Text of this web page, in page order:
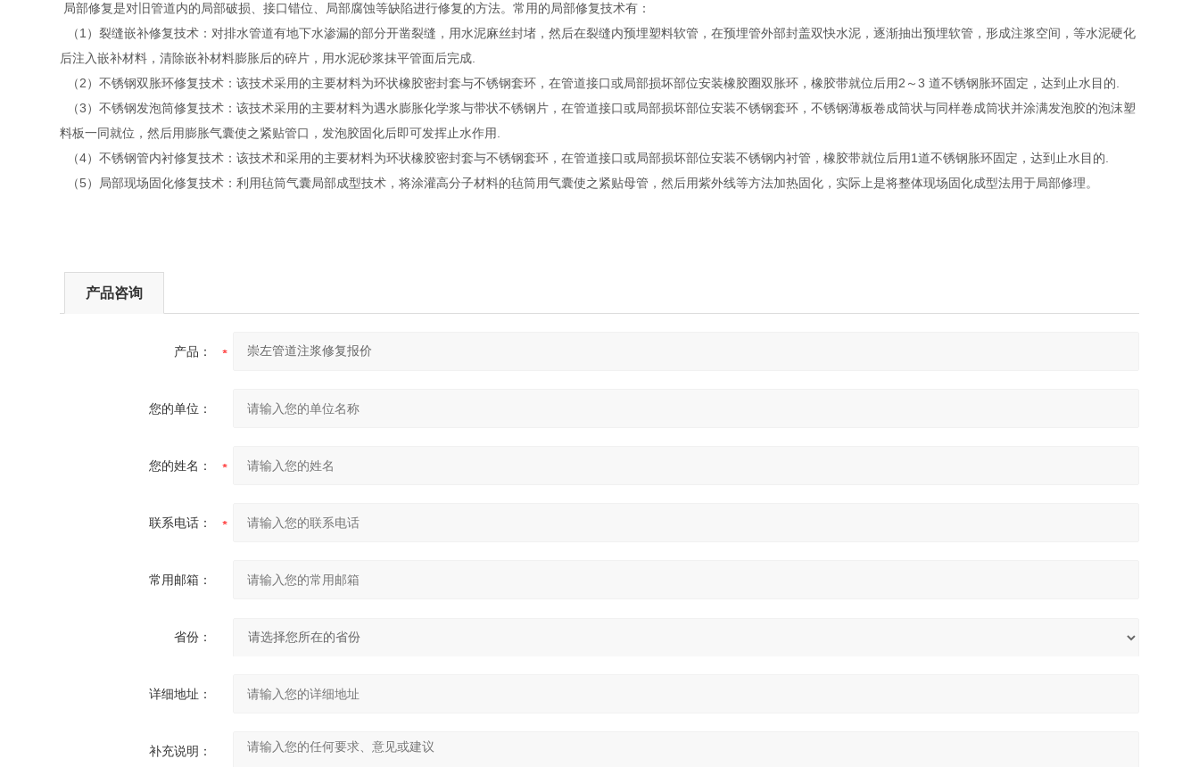
局部修复是对旧管道内的局部破损、接口错位、局部腐蚀等缺陷进行修复的方法。常用的局部修复技术有：
（1）裂缝嵌补修复技术：对排水管道有地下水渗漏的部分开凿裂缝，用水泥麻丝封堵，然后在裂缝内预埋塑料软管，在预埋管外部封盖双快水泥，逐渐抽出预埋软管，形成注浆空间，等水泥硬化
后注入嵌补材料，清除嵌补材料膨胀后的碎片，用水泥砂浆抹平管面后完成.
（2）不锈钢双胀环修复技术：该技术采用的主要材料为环状橡胶密封套与不锈钢套环，在管道接口或局部损坏部位安装橡胶圈双胀环，橡胶带就位后用2～3 道不锈钢胀环固定，达到止水目的.
（3）不锈钢发泡筒修复技术：该技术采用的主要材料为遇水膨胀化学浆与带状不锈钢片，在管道接口或局部损坏部位安装不锈钢套环，不锈钢薄板卷成筒状与同样卷成筒状并涂满发泡胶的泡沫塑
料板一同就位，然后用膨胀气囊使之紧贴管口，发泡胶固化后即可发挥止水作用.
（4）不锈钢管内衬修复技术：该技术和采用的主要材料为环状橡胶密封套与不锈钢套环，在管道接口或局部损坏部位安装不锈钢内衬管，橡胶带就位后用1道不锈钢胀环固定，达到止水目的.
（5）局部现场固化修复技术：利用毡筒气囊局部成型技术，将涂灌高分子材料的毡筒用气囊使之紧贴母管，然后用紫外线等方法加热固化，实际上是将整体现场固化成型法用于局部修理。
产品咨询
产品：
您的单位：
您的姓名：
联系电话：
常用邮箱：
省份：
详细地址：
补充说明：